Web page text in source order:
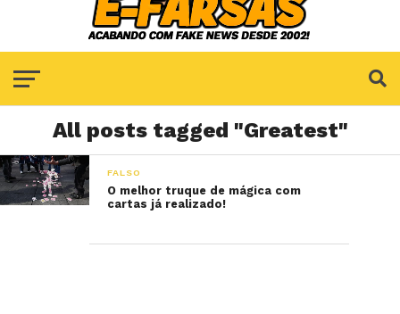
All posts tagged "Greatest"
FALSO
O melhor truque de mágica com
cartas já realizado!